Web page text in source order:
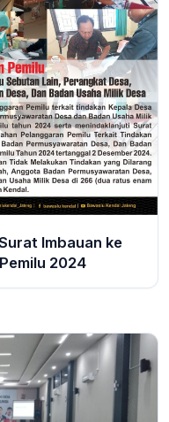
Imbauan ke
2024